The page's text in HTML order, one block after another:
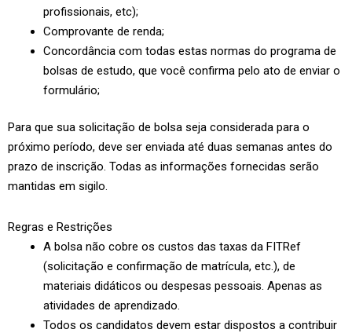
profissionais, etc);
Comprovante de renda;
Concordância com todas estas normas do programa de
bolsas de estudo, que você confirma pelo ato de enviar o
formulário;
Para que sua solicitação de bolsa seja considerada para o
próximo período, deve ser enviada até duas semanas antes do
prazo de inscrição. Todas as informações fornecidas serão
mantidas em sigilo.
Regras e Restrições
A bolsa não cobre os custos das taxas da FITRef
(solicitação e confirmação de matrícula, etc.), de
materiais didáticos ou despesas pessoais. Apenas as
atividades de aprendizado.
Todos os candidatos devem estar dispostos a contribuir